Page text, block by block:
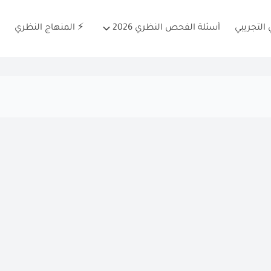
أسئلة الفحص النظري 2026 ⚡ المنهاج النظري